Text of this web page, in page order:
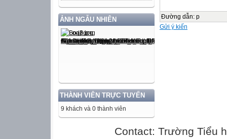
ẢNH NGẪU NHIÊN
THÀNH VIÊN TRỰC TUYẾN
9 khách và 0 thành viên
Đường dẫn: p
Gửi ý kiến
Contact: Trường Tiểu